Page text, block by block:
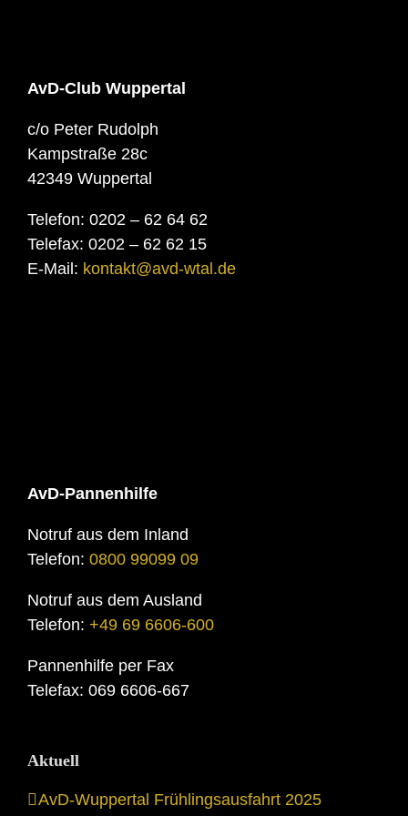
AvD-Club Wuppertal
c/o Peter Rudolph
Kampstraße 28c
42349 Wuppertal
Telefon: 0202 – 62 64 62
Telefax: 0202 – 62 62 15
E-Mail: kontakt@avd-wtal.de
AvD-Pannenhilfe
Notruf aus dem Inland
Telefon: 0800 99099 09
Notruf aus dem Ausland
Telefon: +49 69 6606-600
Pannenhilfe per Fax
Telefax: 069 6606-667
Aktuell
AvD-Wuppertal Frühlingsausfahrt 2025